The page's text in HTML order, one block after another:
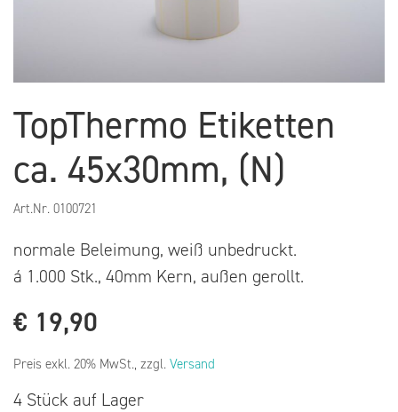
TopThermo Etiketten
ca. 45x30mm, (N)
Art.Nr. 0100721
normale Beleimung, weiß unbedruckt.
á 1.000 Stk., 40mm Kern, außen gerollt.
€ 19,90
Preis exkl. 20% MwSt., zzgl. Versand
4 Stück auf Lager